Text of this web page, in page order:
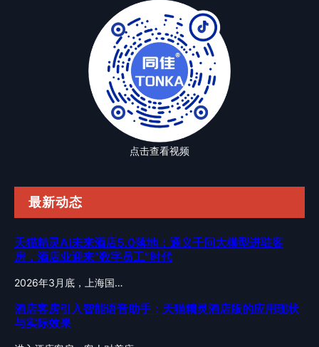
点击查看视频
最新动态
天猫精灵AI未来酒店5.0落地：通义千问大模型进驻客
房，酒店业迎来”数字员工”时代
2026年3月底，上海国…
酒店客房引入智能语音助手：天猫精灵酒店版的应用现状
与实际效果